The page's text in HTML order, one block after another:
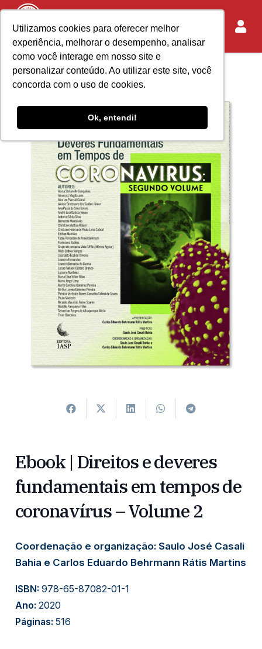
Utilizamos cookies para oferecer melhor
experiência, melhorar o desempenho, analisar
como você interage em nosso site e
personalizar conteúdo. Ao utilizar este site, você
concorda com o uso de cookies.
Ok, entendi!
Ebook | Direitos e deveres
fundamentais em tempos de
coronavírus – Volume 2
Coordenação e organização: Saulo José Casali
Bahia e Carlos Eduardo Behrmann Rátis Martins
ISBN: 978-65-87082-01-1
Ano: 2020
Páginas: 516